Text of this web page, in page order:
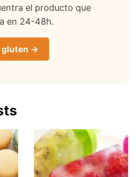
el producto que
en 24-48h.
gluten →